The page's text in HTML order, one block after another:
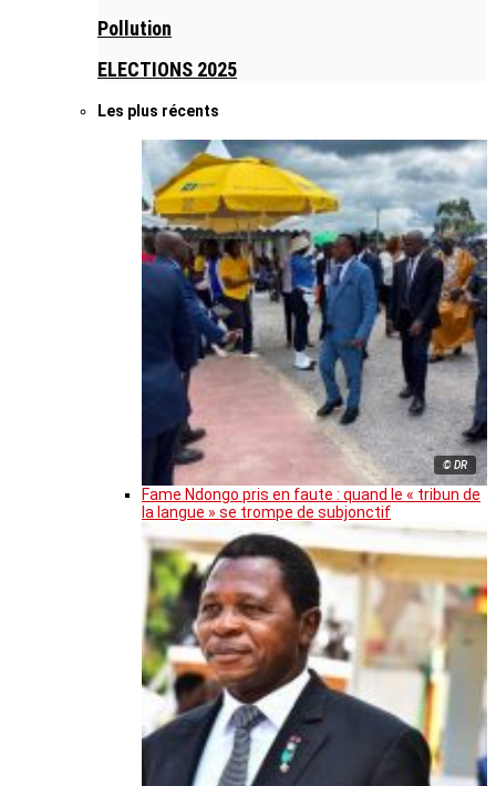
Pollution
ELECTIONS 2025
Les plus récents
© DR
Fame Ndongo pris en faute : quand le « tribun de
la langue » se trompe de subjonctif